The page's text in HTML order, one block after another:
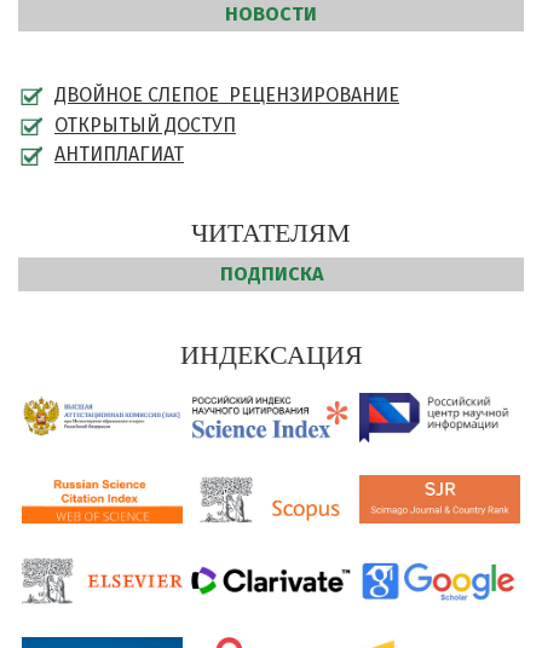
НОВОСТИ
ДВОЙНОЕ СЛЕПОЕ РЕЦЕНЗИРОВАНИЕ
ОТКРЫТЫЙ ДОСТУП
АНТИПЛАГИАТ
ЧИТАТЕЛЯМ
ПОДПИСКА
ИНДЕКСАЦИЯ